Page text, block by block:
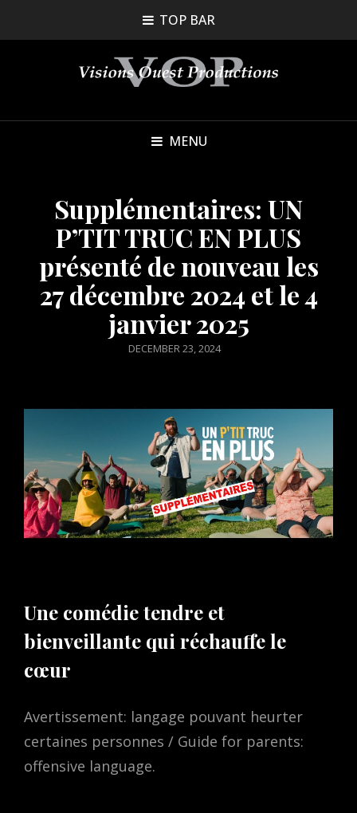
TOP BAR
MENU
Supplémentaires: UN
P’TIT TRUC EN PLUS
présenté de nouveau les
27 décembre 2024 et le 4
janvier 2025
POSTED
DECEMBER 23, 2024
Une comédie tendre et
bienveillante qui réchauffe le
cœur
Avertissement: langage pouvant heurter
certaines personnes / Guide for parents:
offensive language.